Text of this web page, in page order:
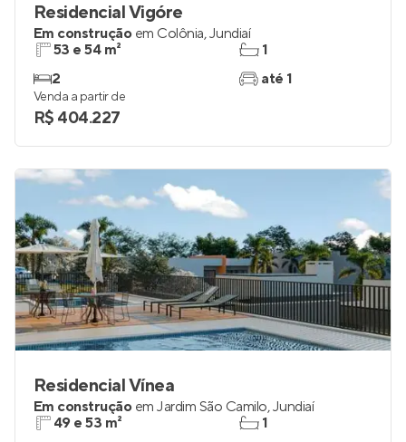
Residencial Vigóre
Em construção em Colônia,Jundiaí
53 e 54 m²
2
1
até 1
Venda a partir de
R$ 404.227
Residencial Vínea
Em construção em Jardim São Camilo,Jundiaí
49 e 53 m²
1